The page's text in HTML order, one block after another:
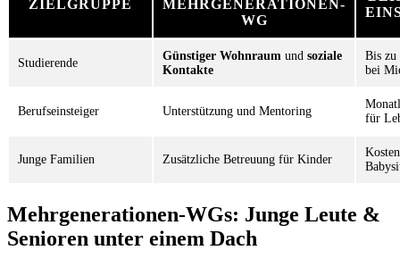
ZIELGRUPPE
MEHRGENERATIONEN-
WG
Studierende
Günstiger Wohnraum und soziale
Kontakte
Bis zu
bei
Berufseinsteiger Unterstützung und Mentoring
für
Junge Familien Zusätzliche Betreuung für Kinder
Mehrgenerationen-WGs: Junge Leute &
Senioren unter einem Dach